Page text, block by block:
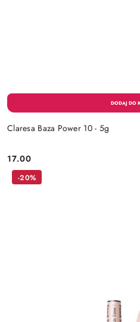
Claresa Baza Power 10 - 5g
Cena:
17.00
-20%